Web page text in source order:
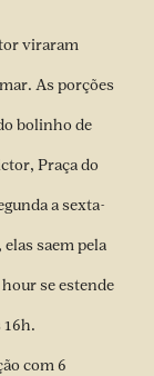
viraram
As porções
bolinho de
Praça do
a sexta-
saem pela
se estende
16h.
com 6